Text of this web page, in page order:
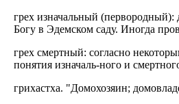
грех изначальный (первородный):
Богу в Эдемском саду. Иногда
грех смертный: согласно
понятия изначаль-ного и
грихастха. "Домохозяин;